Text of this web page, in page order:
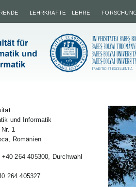
LEHRKRÄFTE LEHRE
und Informatik
1
Romänien
264 405300, Durchwahl
264 405327